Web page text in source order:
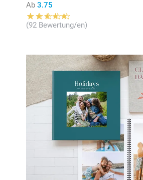
Ab 3.75
(92 Bewertung/en)